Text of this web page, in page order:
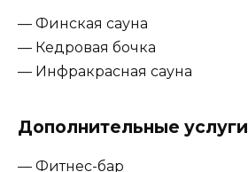
— Финская сауна
— Кедровая бочка
— Инфракрасная сауна
Дополнительные услуги
— Фитнес-бар